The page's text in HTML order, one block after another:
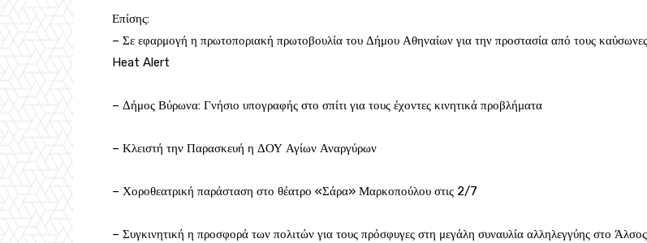
Επίσης:
– Σε εφαρμογή η πρωτοποριακή πρωτοβουλία του Δήμου Αθηναίων για την προστασία από τους
Heat Alert
– Δήμος Βύρωνα: Γνήσιο υπογραφής στο σπίτι για τους έχοντες κινητικά προβλήματα
– Κλειστή την Παρασκευή η ΔΟΥ Αγίων Αναργύρων
– Χοροθεατρική παράσταση στο θέατρο «Σάρα» Μαρκοπούλου στις 2/7
– Συγκινητική η προσφορά των πολιτών για τους πρόσφυγες στη μεγάλη συναυλία αλληλεγγύης στο Άλσος